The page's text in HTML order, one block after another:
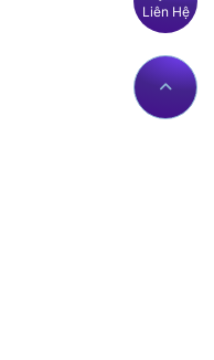
Liên Hệ